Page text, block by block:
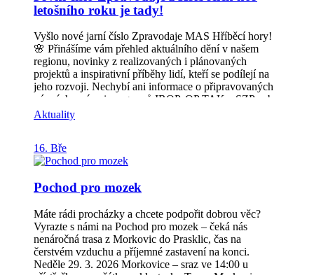
jsme spolupracovali na udržitelném provozu např.
Janáčkovy akademie múzických umění v Brně, Fakulty
sociálních věd Univerzity Karlovy, Magistrátu města
Opavy a vzdělávali jsme také úředníky na MŽP. Kde:
Velký zasedací sál radnice (2. patro), Velké náměstí
115, Kroměříž. Kdy: 22. května 2026 Délka semináře:
9:30 – cca 14 hodin. Bude zajištěno drobné občerstvení
Seminář je zdarma a již proběhl ve Zlíně, Uherském
Hradišti a Vsetíně. Podrobnosti jsou v přiložené
pozvánce a můžete se hlásit přes tento odkaz.
letošního roku je tady!
Vyšlo nové jarní číslo Zpravodaje MAS Hříběcí hory!
🌸 Přinášíme vám přehled aktuálního dění v našem
regionu, novinky z realizovaných i plánovaných
projektů a inspirativní příběhy lidí, kteří se podílejí na
jeho rozvoji. Nechybí ani informace o připravovaných
výzvách v rámci programů IROP, OP TAK a SZP nebo
o aktivitách v oblasti komunitní práce a vzdělávání. V
aktuálním vydání se můžete těšit také na představení
regionu. Věříme, že vás zpravodaj inspiruje k návštěvě
některé z akcí nebo k zapojení do života v Hříběcích
Zpravodaj MAS
Aktuality
16. Bře
Pochod pro mozek
Máte rádi procházky a chcete podpořit dobrou věc?
Vyrazte s námi na Pochod pro mozek – čeká nás
nenáročná trasa z Morkovic do Prasklic, čas na
čerstvém vzduchu a příjemné zastavení na konci.
Neděle 29. 3. 2026 Morkovice – sraz ve 14:00 u
přístřešku na začátku cyklostezky Trasa: Morkovice –